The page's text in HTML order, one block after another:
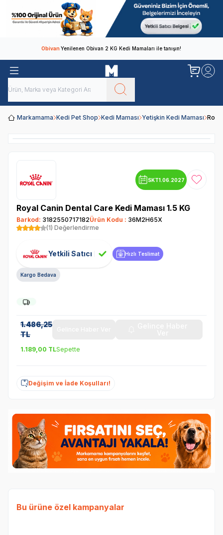
ObivanYenilenen Obivan 2 KG Kedi Mamaları ile tanışın!
Markamama Kedi Pet Shop Kedi Maması Yetişkin Kedi Maması
SKT1.06.2027 Favoriye
Royal Canin Dental Care Kedi Maması 1.5 KG
Barkod: 3182550717182Ürün Kodu : 36M2H65X
(1) Değerlendirme
Yetkili Satıcı Hızlı Teslimat
Kargo Bedava
1.486,25
TL
1.189,00 TLSepette
Değişim ve İade Koşulları!
Bu ürüne özel kampanyalar